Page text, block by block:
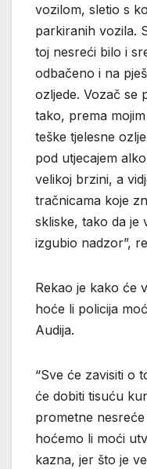
vozilom, sletio s
parkiranih vozila.
toj nesreći bilo i
odbačeno i na
ozljede. Vozač se
tako, prema
teške tjelesne
pod utjecajem
velikoj brzini, a
tračnicama koje
skliske, tako da je
izgubio nadzor”,
Rekao je kako će
hoće li policija
Audija.
“Sve će zavisiti o
će dobiti tisuću
prometne
hoćemo li moći
kazna, jer što je